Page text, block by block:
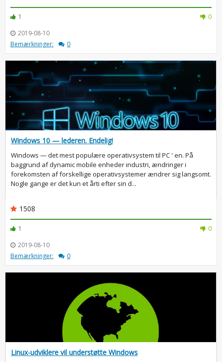
1
0
2019-08-10
Bemærkninger:
0
Windows 10 — lederen. Endelig!
Windows — det mest populære operativsystem til PC ' en. På
baggrund af dynamic mobile enheder industri, ændringer i
forekomsten af forskellige operativsystemer ændrer sig langsomt.
Nogle gange er det kun et årti efter sin d...
1508
1
0
2019-08-10
Bemærkninger:
0
Linux-udviklere vil understøtte Windows